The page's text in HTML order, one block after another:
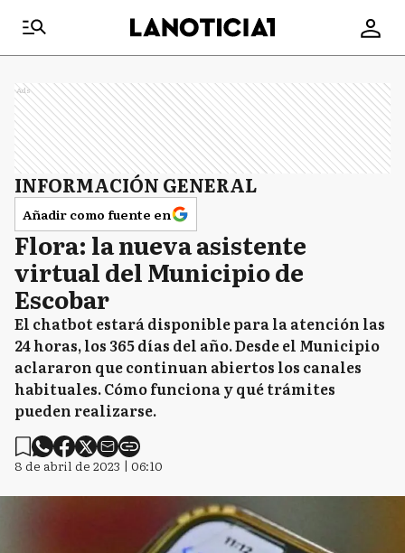
Ads
INFORMACIÓN GENERAL
Añadir como fuente en
Flora: la nueva asistente
virtual del Municipio de
Escobar
El chatbot estará disponible para la atención las
24 horas, los 365 días del año. Desde el Municipio
aclararon que continuan abiertos los canales
habituales. Cómo funciona y qué trámites
pueden realizarse.
8 de abril de 2023 | 06:10